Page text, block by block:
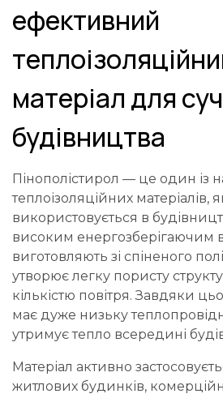
ефективний
матеріал для
будівництва
Пінополістирол — це один із
теплоізоляційних матеріалів,
використовується в
високим енергозберігаючим
виготовляють зі спіненого
утворює легку пористу
кількістю повітря. Завдяки
має дуже низьку
утримує тепло всередині
Матеріал активно
житлових будинків,